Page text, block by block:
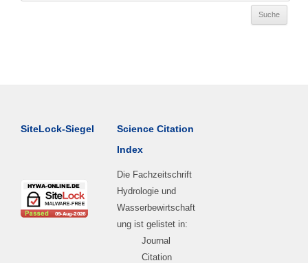
SiteLock-Siegel
Science Citation
Index
Die Fachzeitschrift
Hydrologie und
Wasserbewirtschaft
ung ist gelistet in:
Journal
Citation